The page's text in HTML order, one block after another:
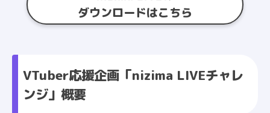
ダウンロードはこちら
VTuber応援企画「nizima LIVEチャレ
ンジ」概要